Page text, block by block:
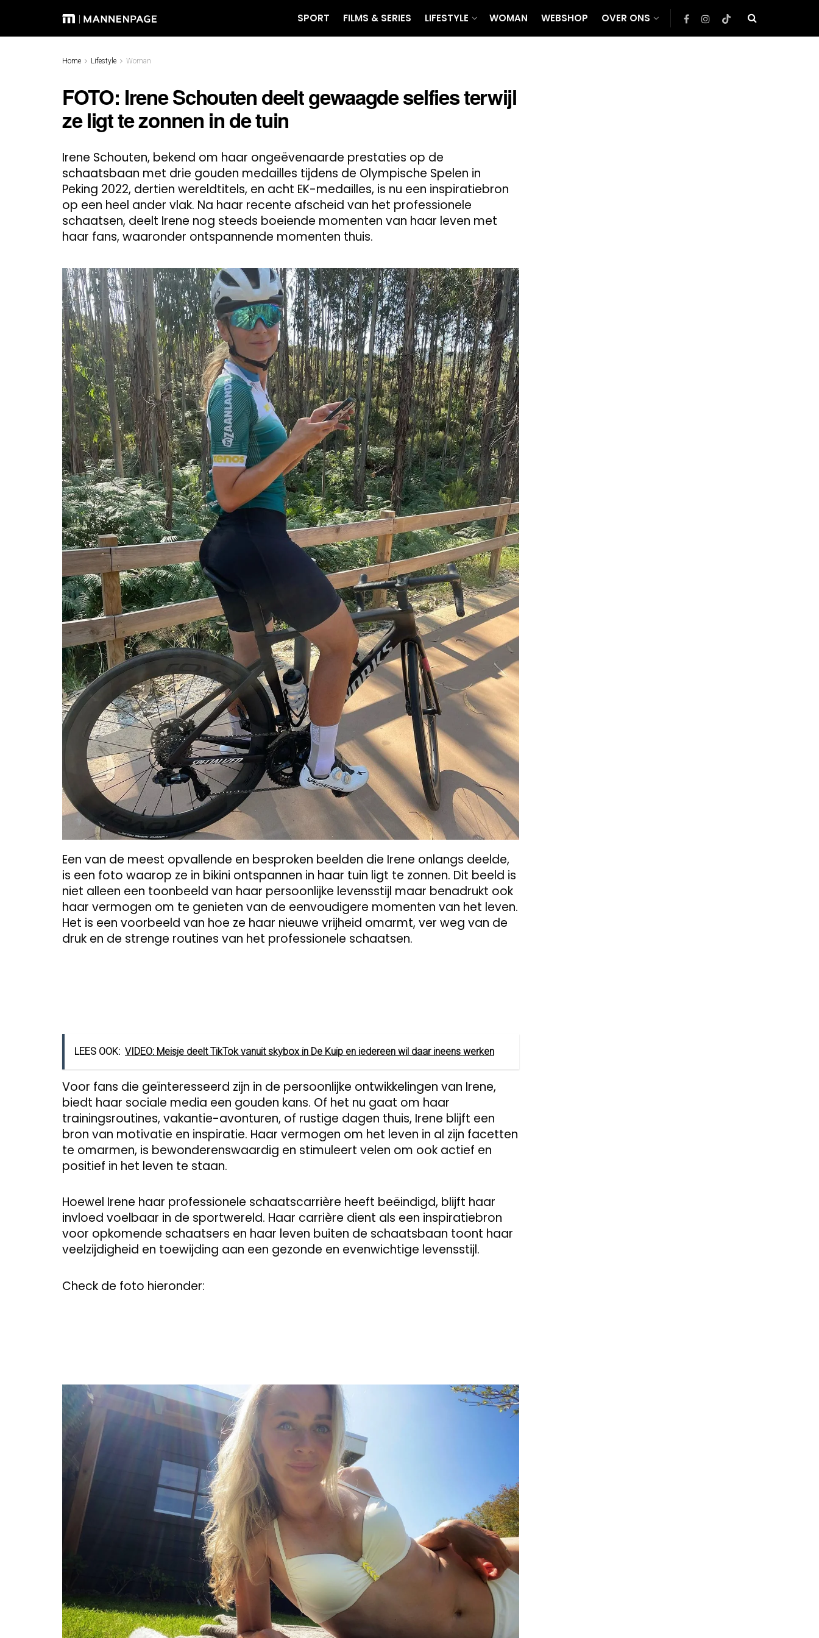
SPORT FILMS & SERIES LIFESTYLE WOMAN WEBSHOP OVER ONS
Home Lifestyle Woman
FOTO: Irene Schouten deelt gewaagde selfies terwijl
ze ligt te zonnen in de tuin
Irene Schouten, bekend om haar ongeëvenaarde prestaties op de
schaatsbaan met drie gouden medailles tijdens de Olympische Spelen in
Peking 2022, dertien wereldtitels, en acht EK-medailles, is nu een inspiratiebron
op een heel ander vlak. Na haar recente afscheid van het professionele
schaatsen, deelt Irene nog steeds boeiende momenten van haar leven met
haar fans, waaronder ontspannende momenten thuis.
Een van de meest opvallende en besproken beelden die Irene onlangs deelde,
is een foto waarop ze in bikini ontspannen in haar tuin ligt te zonnen. Dit beeld is
niet alleen een toonbeeld van haar persoonlijke levensstijl maar benadrukt ook
haar vermogen om te genieten van de eenvoudigere momenten van het leven.
Het is een voorbeeld van hoe ze haar nieuwe vrijheid omarmt, ver weg van de
druk en de strenge routines van het professionele schaatsen.
LEES OOK: VIDEO: Meisje deelt TikTok vanuit skybox in De Kuip en iedereen wil daar ineens werken
Voor fans die geïnteresseerd zijn in de persoonlijke ontwikkelingen van Irene,
biedt haar sociale media een gouden kans. Of het nu gaat om haar
trainingsroutines, vakantie-avonturen, of rustige dagen thuis, Irene blijft een
bron van motivatie en inspiratie. Haar vermogen om het leven in al zijn facetten
te omarmen, is bewonderenswaardig en stimuleert velen om ook actief en
positief in het leven te staan.
Hoewel Irene haar professionele schaatscarrière heeft beëindigd, blijft haar
invloed voelbaar in de sportwereld. Haar carrière dient als een inspiratiebron
voor opkomende schaatsers en haar leven buiten de schaatsbaan toont haar
veelzijdigheid en toewijding aan een gezonde en evenwichtige levensstijl.
Check de foto hieronder: